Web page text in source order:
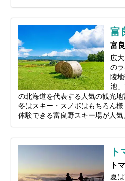
富
富
広
の
陵
池
の北海道を代表する人気の観光地
冬はスキー・スノボはもちろん
体験できる富良野スキー場が人気
ト
夏